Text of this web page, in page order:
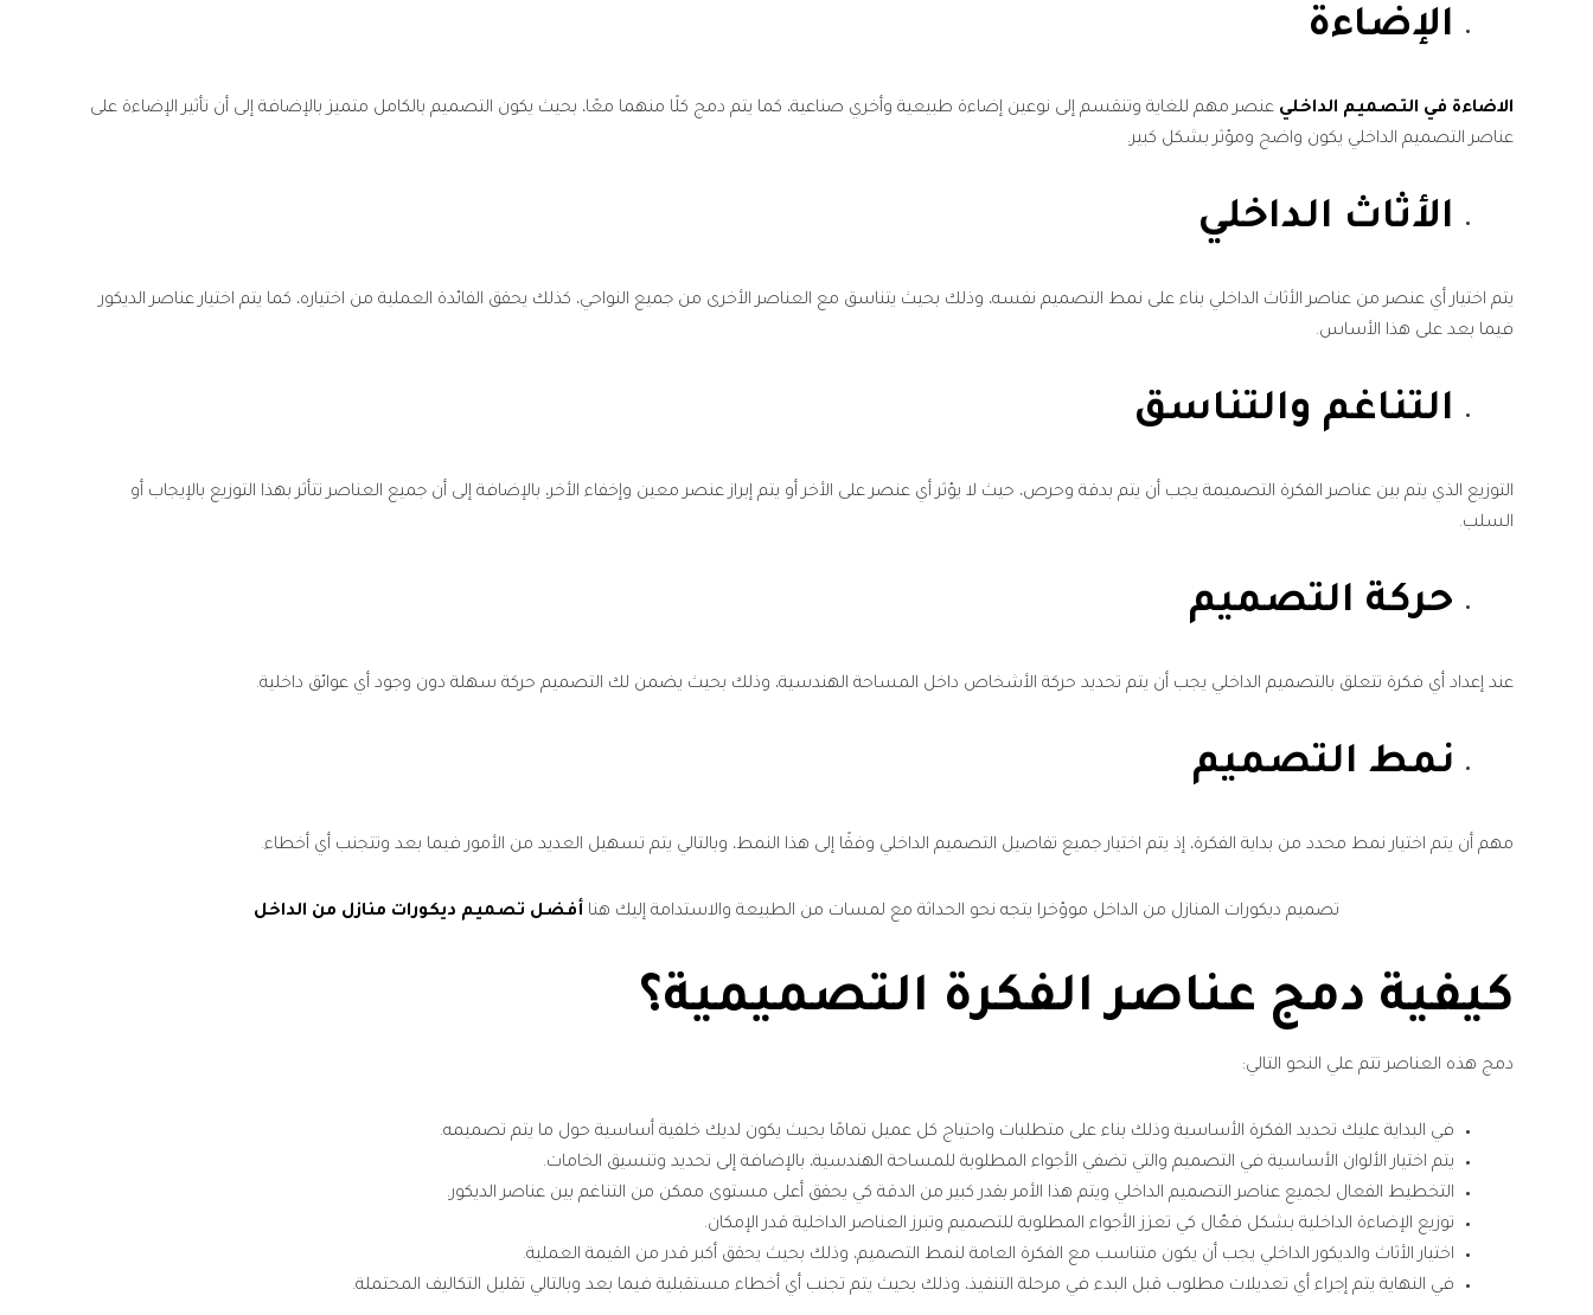
الإضاءة
الاضاءة في التصميم الداخلي عنصر مهم للغاية وتنقسم إلى نوعين إضاءة طبيعية وأخري صناعية، كما يتم دمج كلًا منهما معًا، بحيث يكون التصميم بالكامل متميز بالإضافة إلى أن تأثير الإضاءة على
عناصر التصميم الداخلي يكون واضح ومؤثر بشكل كبير.
الأثاث الداخلي
يتم اختيار أي عنصر من عناصر الأثاث الداخلي بناء على نمط التصميم نفسه، وذلك بحيث يتناسق مع العناصر الأخرى من جميع النواحي، كذلك يحقق الفائدة العملية من اختياره، كما يتم اختيار عناصر الديكور
فيما بعد على هذا الأساس.
التناغم والتناسق
التوزيع الذي يتم بين عناصر الفكرة التصميمة يجب أن يتم بدقة وحرص، حيث لا يؤثر أي عنصر على الأخر أو يتم إبراز عنصر معين وإخفاء الأخر، بالإضافة إلى أن جميع العناصر تتأثر بهذا التوزيع بالإيجاب أو
السلب.
حركة التصميم
عند إعداد أي فكرة تتعلق بالتصميم الداخلي يجب أن يتم تحديد حركة الأشخاص داخل المساحة الهندسية، وذلك بحيث يضمن لك التصميم حركة سهلة دون وجود أي عوائق داخلية.
نمط التصميم
مهم أن يتم اختيار نمط محدد من بداية الفكرة، إذ يتم اختيار جميع تفاصيل التصميم الداخلي وفقًا إلى هذا النمط، وبالتالي يتم تسهيل العديد من الأمور فيما بعد وتتجنب أي أخطاء.
تصميم ديكورات المنازل من الداخل موؤخرا يتجه نحو الحداثة مع لمسات من الطبيعة والاستدامة إليك هنا أفضل تصميم ديكورات منازل من الداخل
كيفية دمج عناصر الفكرة التصميمية؟
دمج هذه العناصر تتم علي النحو التالي:
في البداية عليك تحديد الفكرة الأساسية وذلك بناء على متطلبات واحتياج كل عميل تمامًا بحيث يكون لديك خلفية أساسية حول ما يتم تصميمه.
يتم اختيار الألوان الأساسية في التصميم والتي تضفي الأجواء المطلوبة للمساحة الهندسية، بالإضافة إلى تحديد وتنسيق الخامات.
التخطيط الفعال لجميع عناصر التصميم الداخلي ويتم هذا الأمر بقدر كبير من الدقة كي يحقق أعلى مستوى ممكن من التناغم بين عناصر الديكور.
توزيع الإضاءة الداخلية بشكل فعّال كي تعزز الأجواء المطلوبة للتصميم وتبرز العناصر الداخلية قدر الإمكان.
اختيار الأثاث والديكور الداخلي يجب أن يكون متناسب مع الفكرة العامة لنمط التصميم، وذلك بحيث يحقق أكبر قدر من القيمة العملية.
في النهاية يتم إجراء أي تعديلات مطلوب قبل البدء في مرحلة التنفيذ، وذلك بحيث يتم تجنب أي أخطاء مستقبلية فيما بعد وبالتالي تقليل التكاليف المحتملة.